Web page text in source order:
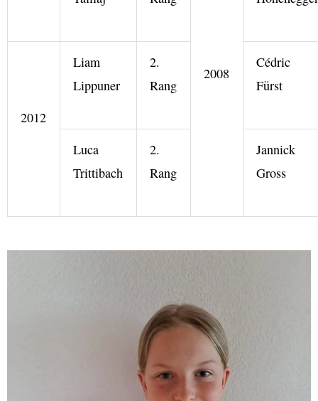
2008
2012
Liam
Lippuner
2.
Rang
Cédric
Fürst
Luca
Trittibach
2.
Rang
Jannick
Gross